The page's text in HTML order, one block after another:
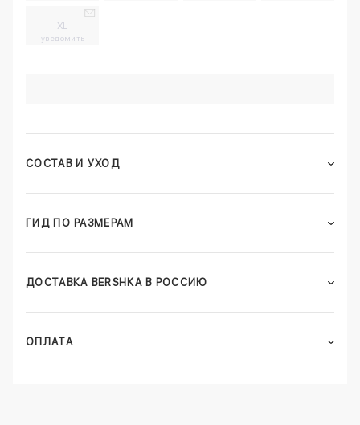
XL
уведомить
СОСТАВ И УХОД
ГИД ПО РАЗМЕРАМ
ДОСТАВКА BERSHKA В РОССИЮ
ОПЛАТА